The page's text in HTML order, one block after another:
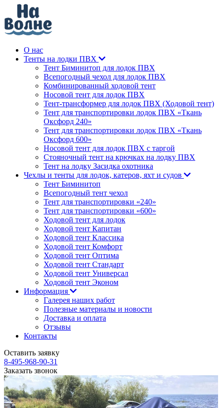
О нас
Тенты на лодки ПВХ
Тент Биминитоп для лодок ПВХ
Всепогодный чехол для лодок ПВХ
Комбинированный ходовой тент
Носовой тент для лодок ПВХ
Тент-трансформер для лодок ПВХ (Ходовой тент)
Тент для транспортировки лодок ПВХ «Ткань
Оксфорд 240»
Тент для транспортировки лодок ПВХ «Ткань
Оксфорд 600»
Носовой тент для лодок ПВХ с таргой
Стояночный тент на крючках на лодку ПВХ
Тент на лодку Засидка охотника
Чехлы и тенты для лодок, катеров, яхт и судов
Тент Биминитоп
Всепогодный тент чехол
Тент для транспортировки «240»
Тент для транспортировки «600»
Ходовой тент для лодок
Ходовой тент Капитан
Ходовой тент Классика
Ходовой тент Комфорт
Ходовой тент Оптима
Ходовой тент Стандарт
Ходовой тент Универсал
Ходовой тент Эконом
Информация
Галерея наших работ
Полезные материалы и новости
Доставка и оплата
Отзывы
Контакты
Оставить заявку
8-495-968-90-31
Заказать звонок